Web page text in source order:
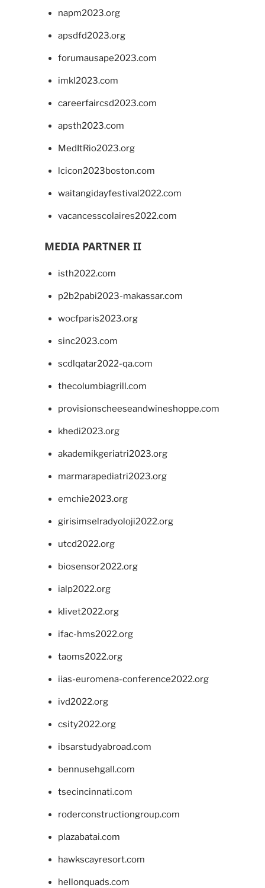
napm2023.org
apsdfd2023.org
forumausape2023.com
imkl2023.com
careerfaircsd2023.com
apsth2023.com
MedItRio2023.org
lcicon2023boston.com
waitangidayfestival2022.com
vacancesscolaires2022.com
MEDIA PARTNER II
isth2022.com
p2b2pabi2023-makassar.com
wocfparis2023.org
sinc2023.com
scdlqatar2022-qa.com
thecolumbiagrill.com
provisionscheeseandwineshoppe.com
khedi2023.org
akademikgeriatri2023.org
marmarapediatri2023.org
emchie2023.org
girisimselradyoloji2022.org
utcd2022.org
biosensor2022.org
ialp2022.org
klivet2022.org
ifac-hms2022.org
taoms2022.org
iias-euromena-conference2022.org
ivd2022.org
csity2022.org
ibsarstudyabroad.com
bennusehgall.com
tsecincinnati.com
roderconstructiongroup.com
plazabatai.com
hawkscayresort.com
hellonquads.com